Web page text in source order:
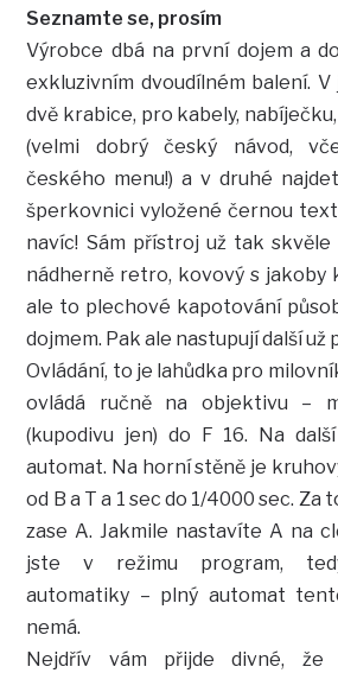
Seznamte se, prosím
Výrobce dbá na první dojem a
exkluzivním dvoudílném balení. V
dvě krabice, pro kabely,
(velmi dobrý český návod,
českého menu!) a v druhé
šperkovnici vyložené černou
navíc! Sám přístroj už tak skvěle
nádherně retro, kovový s jakoby
ale to plechové kapotování
dojmem. Pak ale nastupují další už
Ovládání, to je lahůdka pro
ovládá ručně na objektivu –
(kupodivu jen) do F 16. Na
automat. Na horní stěně je
od B a T a 1 sec do 1/4000 sec.
zase A. Jakmile nastavíte A na
jste v režimu program,
automatiky – plný automat
nemá.
Nejdřív vám přijde divné, že